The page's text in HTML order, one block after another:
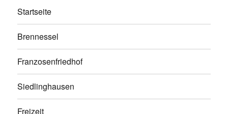
Startseite
Brennessel
Franzosenfriedhof
Siedlinghausen
Freizeit